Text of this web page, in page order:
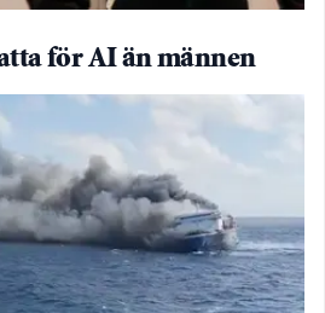
för AI än männen